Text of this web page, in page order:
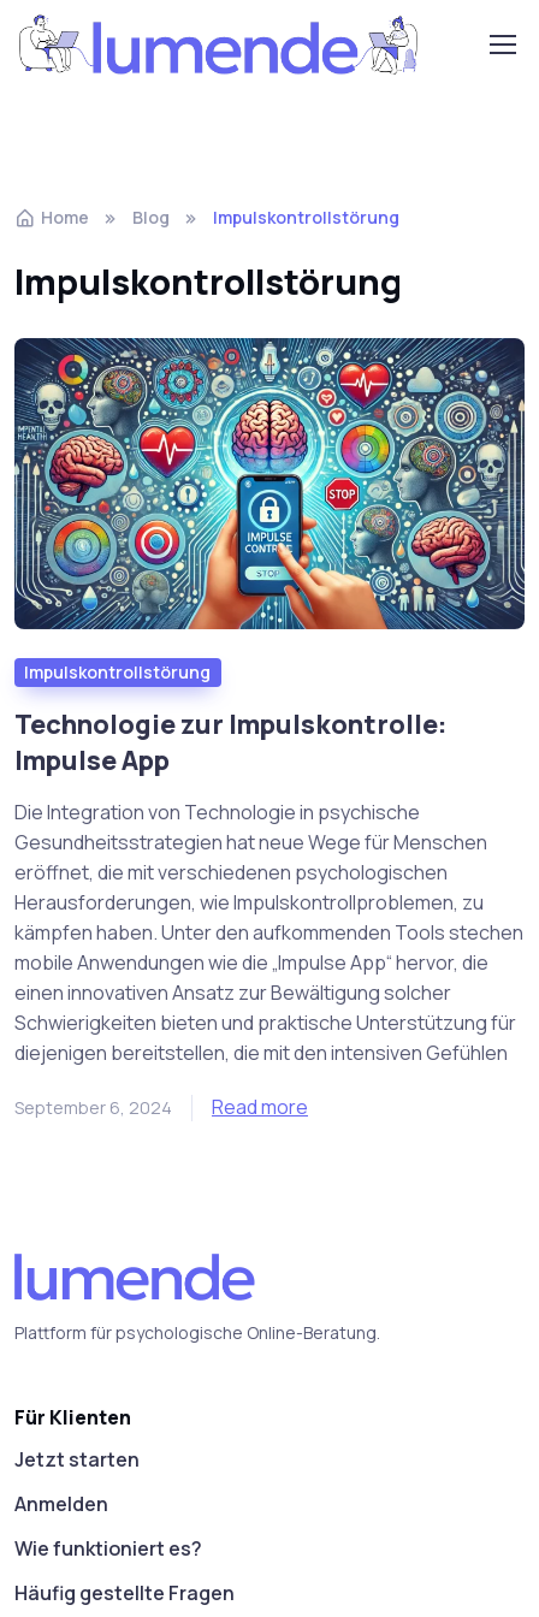
Home Blog Impulskontrollstörung
Impulskontrollstörung
Impulskontrollstörung
Technologie zur Impulskontrolle:
Impulse App
Die Integration von Technologie in psychische
Gesundheitsstrategien hat neue Wege für Menschen
eröffnet, die mit verschiedenen psychologischen
Herausforderungen, wie Impulskontrollproblemen, zu
kämpfen haben. Unter den aufkommenden Tools stechen
mobile Anwendungen wie die „Impulse App“ hervor, die
einen innovativen Ansatz zur Bewältigung solcher
Schwierigkeiten bieten und praktische Unterstützung für
diejenigen bereitstellen, die mit den intensiven Gefühlen
September 6, 2024 Read more
Plattform für psychologische Online-Beratung.
Für Klienten
Jetzt starten
Anmelden
Wie funktioniert es?
Häufig gestellte Fragen